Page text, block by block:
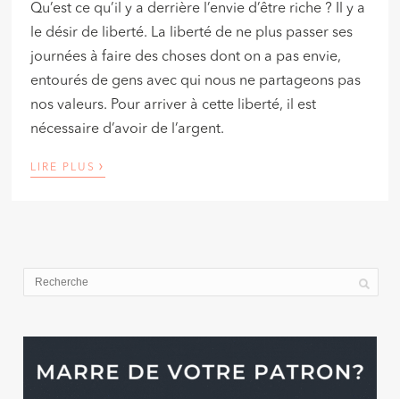
Qu’est ce qu’il y a derrière l’envie d’être riche ? Il y a
le désir de liberté. La liberté de ne plus passer ses
journées à faire des choses dont on a pas envie,
entourés de gens avec qui nous ne partageons pas
nos valeurs. Pour arriver à cette liberté, il est
nécessaire d’avoir de l’argent.
LIRE PLUS ›